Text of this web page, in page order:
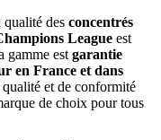
des concentrés
League est
gamme est garantie
en France et dans
qualité et de conformité
de choix pour tous